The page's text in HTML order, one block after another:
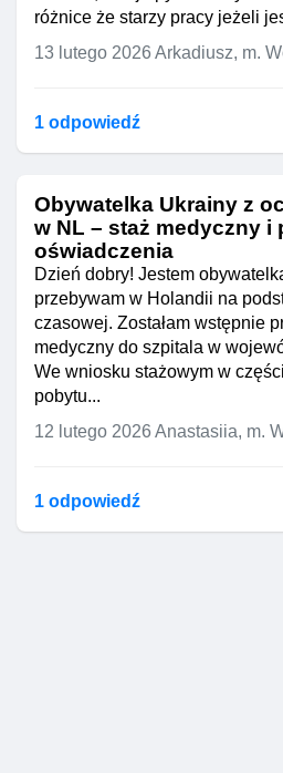
różnice że starzy pracy jeżeli
13 lutego 2026 Arkadiusz, m.
1 odpowiedź
Obywatelka Ukrainy z
w NL – staż medyczny i
oświadczenia
Dzień dobry! Jestem
przebywam w Holandii na
czasowej. Zostałam wstępnie
medyczny do szpitala w
We wniosku stażowym w
pobytu...
12 lutego 2026 Anastasiia, m.
1 odpowiedź